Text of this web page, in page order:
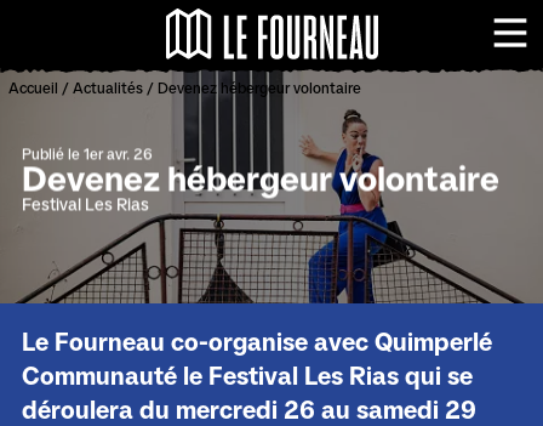
Panneau de gestion des cookies
Le Fourneau -
Accueil / Actualités / Devenez hébergeur volontaire
Publié le 1er avr. 26
Devenez hébergeur volontaire
Festival Les Rias
Le Fourneau co-organise avec Quimperlé
Communauté le Festival Les Rias qui se
déroulera du mercredi 26 au samedi 29